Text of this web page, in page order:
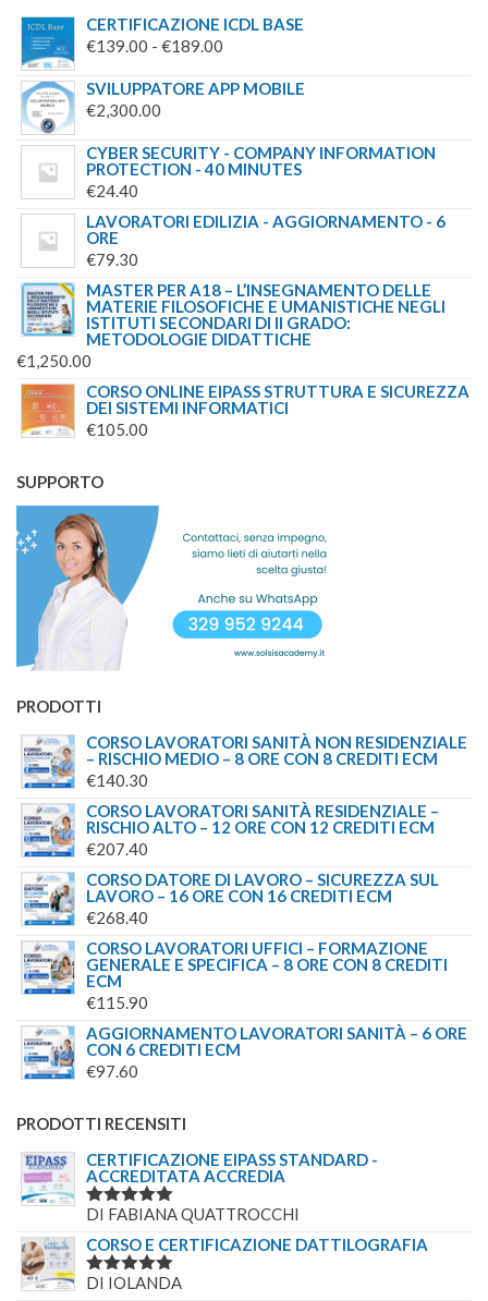
CERTIFICAZIONE ICDL BASE
€139.00 - €189.00
PREZZO:
€139.00
A
SVILUPPATORE APP MOBILE
€2,300.00
CYBER SECURITY - COMPANY INFORMATION
PROTECTION - 40 MINUTES
€24.40
LAVORATORI EDILIZIA - AGGIORNAMENTO - 6
ORE
€79.30
MASTER PER A18 – L’INSEGNAMENTO DELLE
MATERIE FILOSOFICHE E UMANISTICHE NEGLI
ISTITUTI SECONDARI DI II GRADO:
METODOLOGIE DIDATTICHE
€1,250.00
CORSO ONLINE EIPASS STRUTTURA E SICUREZZA
DEI SISTEMI INFORMATICI
€105.00
SUPPORTO
PRODOTTI
CORSO LAVORATORI SANITÀ NON RESIDENZIALE
– RISCHIO MEDIO – 8 ORE CON 8 CREDITI ECM
€140.30
CORSO LAVORATORI SANITÀ RESIDENZIALE –
RISCHIO ALTO – 12 ORE CON 12 CREDITI ECM
€207.40
CORSO DATORE DI LAVORO – SICUREZZA SUL
LAVORO – 16 ORE CON 16 CREDITI ECM
€268.40
CORSO LAVORATORI UFFICI – FORMAZIONE
GENERALE E SPECIFICA – 8 ORE CON 8 CREDITI
ECM
€115.90
AGGIORNAMENTO LAVORATORI SANITÀ – 6 ORE
CON 6 CREDITI ECM
€97.60
PRODOTTI RECENSITI
CERTIFICAZIONE EIPASS STANDARD -
ACCREDITATA ACCREDIA
VALUTATO
DI FABIANA QUATTROCCHI
CORSO E CERTIFICAZIONE DATTILOGRAFIA
VALUTATO
DI IOLANDA